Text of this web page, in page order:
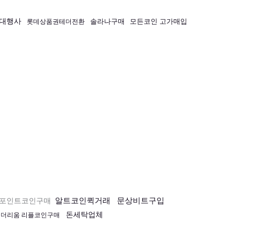
행사 롯데상품권테더전환 솔라나구매 모든코인 고가매입
인트코인구매 알트코인퀵거래 문상비트구입
리움 리플코인구매 돈세탁업체